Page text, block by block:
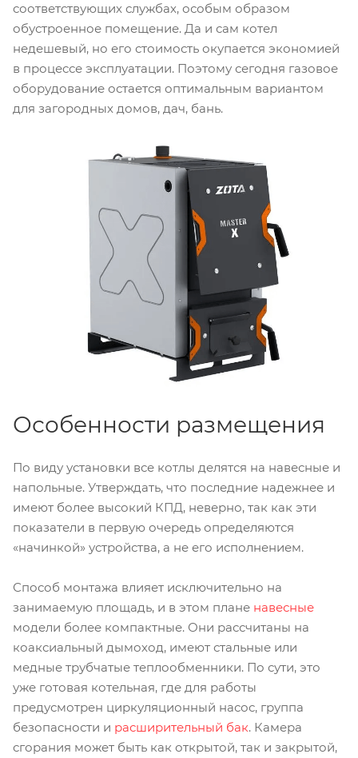
соответствующих службах, особым образом
обустроенное помещение. Да и сам котел
недешевый, но его стоимость окупается экономией
в процессе эксплуатации. Поэтому сегодня газовое
оборудование остается оптимальным вариантом
для загородных домов, дач, бань.
Особенности размещения
По виду установки все котлы делятся на навесные и
напольные. Утверждать, что последние надежнее и
имеют более высокий КПД, неверно, так как эти
показатели в первую очередь определяются
«начинкой» устройства, а не его исполнением.
Способ монтажа влияет исключительно на
занимаемую площадь, и в этом плане навесные
модели более компактные. Они рассчитаны на
коаксиальный дымоход, имеют стальные или
медные трубчатые теплообменники. По сути, это
уже готовая котельная, где для работы
предусмотрен циркуляционный насос, группа
безопасности и расширительный бак. Камера
сгорания может быть как открытой, так и закрытой,